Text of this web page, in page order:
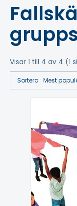
Visar 1 till 4 av 4 (1
Sortera : Mest